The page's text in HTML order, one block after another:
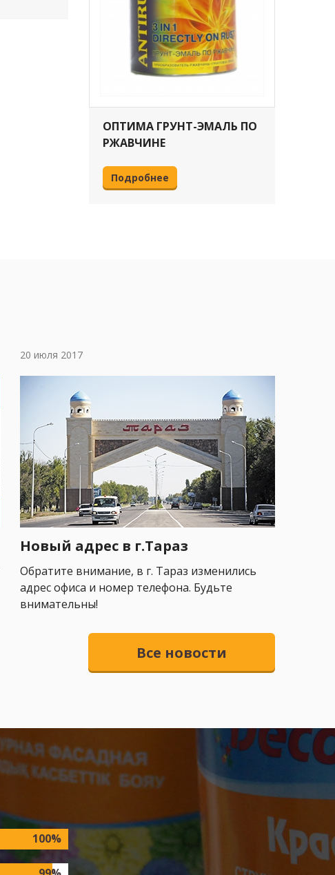
ОПТИМА ГРУНТ-ЭМАЛЬ ПО
РЖАВЧИНЕ
Подробнее
20 июля 2017
Новый адрес в г.Тараз
Обратите внимание, в г. Тараз изменились
адрес офиса и номер телефона. Будьте
внимательны!
Все новости
100%